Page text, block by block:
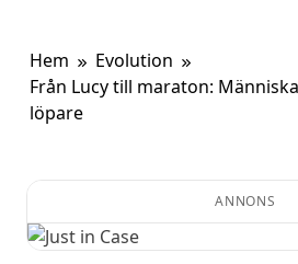
Hem
Evolution
Från Lucy till maraton:
löpare
ANNONS